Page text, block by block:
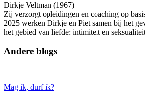
Dirkje Veltman (1967)
Zij verzorgt opleidingen en coaching op
2025 werken Dirkje en Piet samen bij het
het gebied van liefde: intimiteit en
Andere blogs
Mag ik, durf ik?